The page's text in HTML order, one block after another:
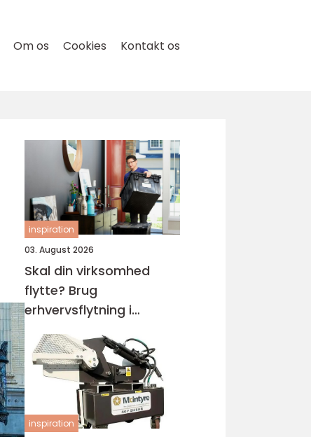
Om os Cookies Kontakt os
inspiration
03. August 2026
Skal din virksomhed
flytte? Brug
erhvervsflytning i
Holstebro
inspiration